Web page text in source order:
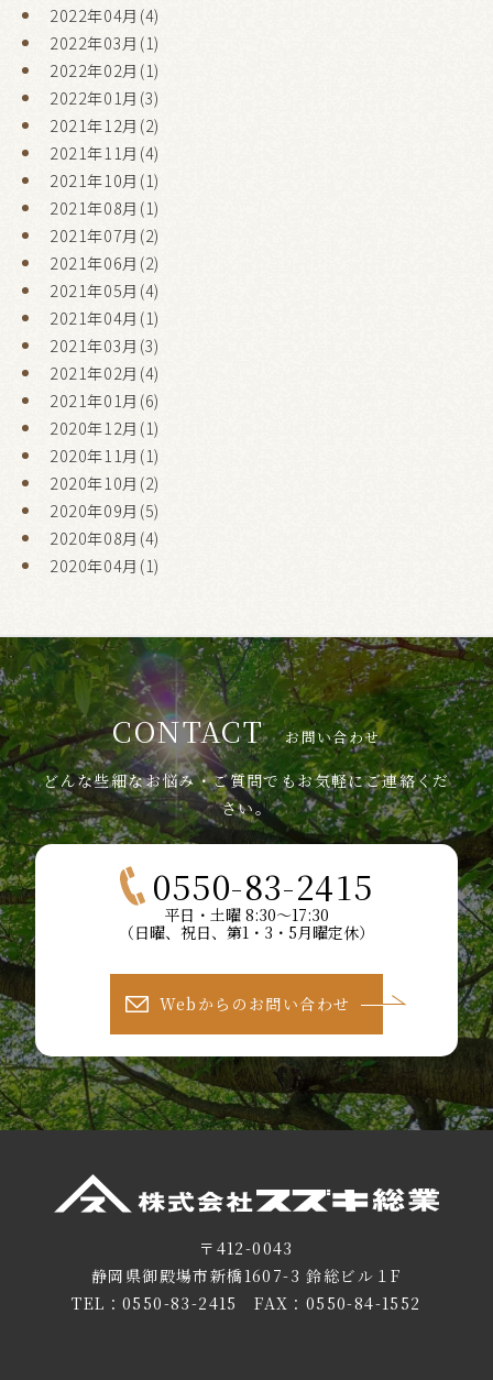
2022年04月(4)
2022年03月(1)
2022年02月(1)
2022年01月(3)
2021年12月(2)
2021年11月(4)
2021年10月(1)
2021年08月(1)
2021年07月(2)
2021年06月(2)
2021年05月(4)
2021年04月(1)
2021年03月(3)
2021年02月(4)
2021年01月(6)
2020年12月(1)
2020年11月(1)
2020年10月(2)
2020年09月(5)
2020年08月(4)
2020年04月(1)
CONTACT お問い合わせ
どんな些細なお悩み・ご質問でもお気軽にご連絡くだ
さい。
0550-83-2415
平日・土曜 8:30～17:30
（日曜、祝日、第1・3・5月曜定休）
Webからのお問い合わせ
〒412-0043
静岡県御殿場市新橋1607-3 鈴総ビル１F
TEL： 0550-83-2415 FAX：0550-84-1552